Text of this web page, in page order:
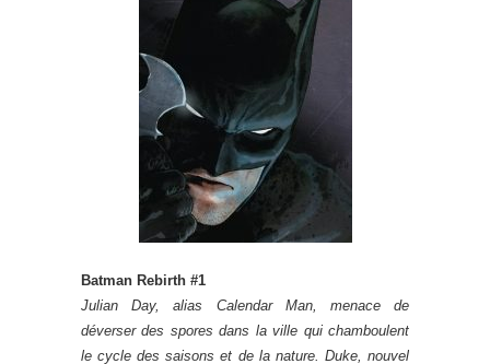
Batman Rebirth #1
Julian Day, alias Calendar Man, menace de
déverser des spores dans la ville qui chamboulent
le cycle des saisons et de la nature. Duke, nouvel